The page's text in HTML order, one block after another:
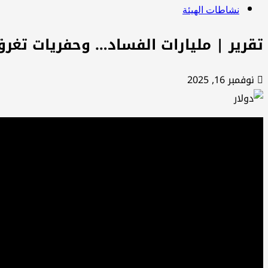
نشاطات الهيئة
تقرير | مليارات الفساد… وحفريات
نوفمبر 16, 2025